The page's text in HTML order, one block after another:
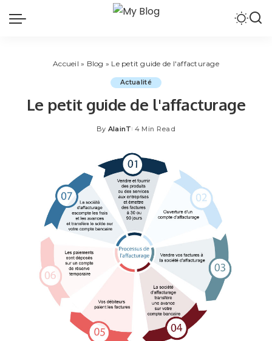
Accueil » Blog » Le petit guide de l'affacturage
Actualité
Le petit guide de l'affacturage
Posted
By AlainT 4 Min Read